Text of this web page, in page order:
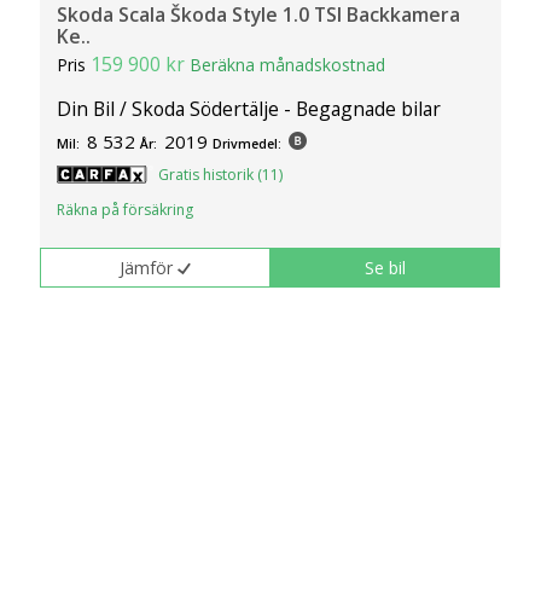
Skoda Scala Škoda Style 1.0 TSI Backkamera
Ke..
Pris 159 900 kr Beräkna månadskostnad
Din Bil / Skoda Södertälje - Begagnade bilar
Mil: 8 532 År: 2019 Drivmedel:
Gratis historik (11)
Räkna på försäkring
Jämför Se bil